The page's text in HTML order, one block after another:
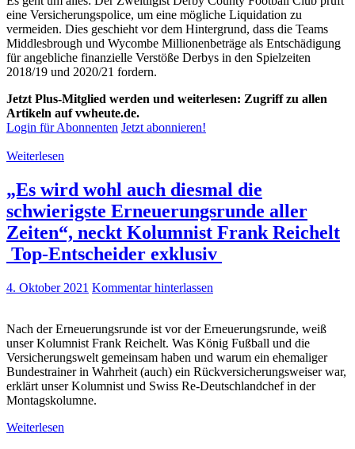
eine Versicherungspolice, um eine mögliche Liquidation zu
vermeiden. Dies geschieht vor dem Hintergrund, dass die Teams
Middlesbrough und Wycombe Millionenbeträge als Entschädigung
für angebliche finanzielle Verstöße Derbys in den Spielzeiten
2018/19 und 2020/21 fordern.
Jetzt Plus-Mitglied werden und weiterlesen: Zugriff zu allen
Artikeln auf vwheute.de.
Login für Abonnenten Jetzt abonnieren!
Weiterlesen
„Es wird wohl auch diesmal die
schwierigste Erneuerungsrunde aller
Zeiten“, neckt Kolumnist Frank Reichelt
Top-Entscheider exklusiv
4. Oktober 2021 Kommentar hinterlassen
Nach der Erneuerungsrunde ist vor der Erneuerungsrunde, weiß
unser Kolumnist Frank Reichelt. Was König Fußball und die
Versicherungswelt gemeinsam haben und warum ein ehemaliger
Bundestrainer in Wahrheit (auch) ein Rückversicherungsweiser war,
erklärt unser Kolumnist und Swiss Re-Deutschlandchef in der
Montagskolumne.
Weiterlesen